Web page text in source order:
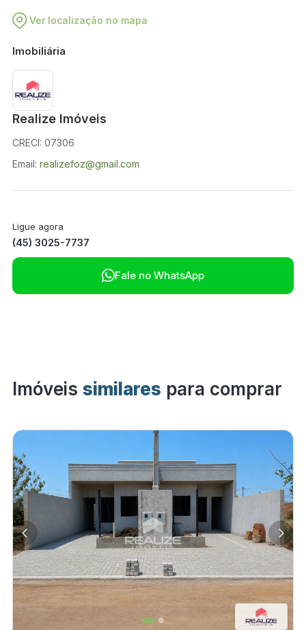
Ver localização no mapa
Imobiliária
Realize Imóveis
CRECI: 07306
Email: realizefoz@gmail.com
Ligue agora
(45) 3025-7737
Fale no WhatsApp
Imóveis similares para comprar